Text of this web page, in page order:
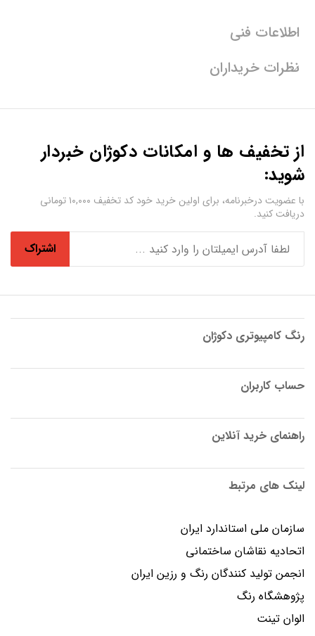
اطلاعات فنی
نظرات خریداران
از تخفیف ها و امکانات دکوژان خبردار
شوید:
با عضویت درخبرنامه، برای اولین خرید خود کد تخفیف ۱۰,۰۰۰ تومانی
دریافت کنید.
اشتراک
رنگ کامپیوتری دکوژان
حساب کاربران
راهنمای خرید آنلاین
لینک های مرتبط
سازمان ملی استاندارد ایران
اتحادیه نقاشان ساختمانی
انجمن توليد كنندگان رنگ و رزين ايران
پژوهشگاه رنگ
الوان تینت